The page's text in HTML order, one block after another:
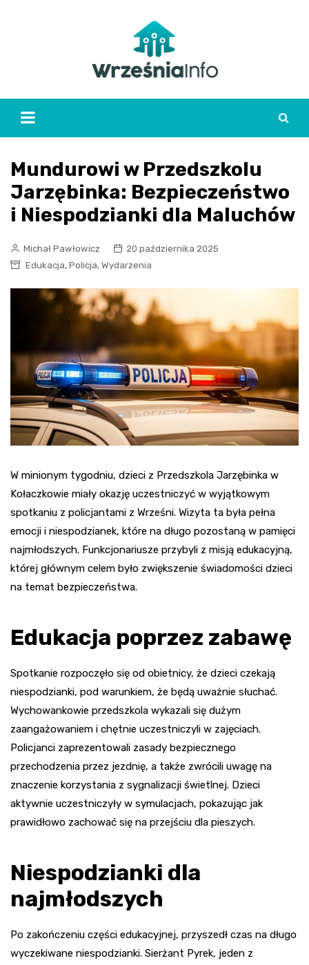
Mundurowi w Przedszkolu
Jarzębinka: Bezpieczeństwo
i Niespodzianki dla Maluchów
Michał Pawłowicz
20 października 2025
Edukacja, Policja, Wydarzenia
W minionym tygodniu, dzieci z Przedszkola Jarzębinka w
Kołaczkowie miały okazję uczestniczyć w wyjątkowym
spotkaniu z policjantami z Wrześni. Wizyta ta była pełna
emocji i niespodzianek, które na długo pozostaną w pamięci
najmłodszych. Funkcjonariusze przybyli z misją edukacyjną,
której głównym celem było zwiększenie świadomości dzieci
na temat bezpieczeństwa.
Edukacja poprzez zabawę
Spotkanie rozpoczęło się od obietnicy, że dzieci czekają
niespodzianki, pod warunkiem, że będą uważnie słuchać.
Wychowankowie przedszkola wykazali się dużym
zaangażowaniem i chętnie uczestniczyli w zajęciach.
Policjanci zaprezentowali zasady bezpiecznego
przechodzenia przez jezdnię, a także zwrócili uwagę na
znaczenie korzystania z sygnalizacji świetlnej. Dzieci
aktywnie uczestniczyły w symulacjach, pokazując jak
prawidłowo zachować się na przejściu dla pieszych.
Niespodzianki dla
najmłodszych
Po zakończeniu części edukacyjnej, przyszedł czas na długo
wyczekiwane niespodzianki. Sierżant Pyrek, jeden z